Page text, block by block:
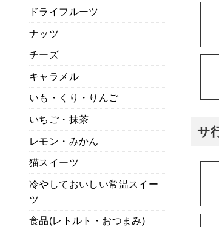
サ
ドライフルーツ
ナッツ
チーズ
キャラメル
いも・くり・りんご
いちご・抹茶
レモン・みかん
猫スイーツ
冷やしておいしい常温スイー
ツ
食品(レトルト・おつまみ)